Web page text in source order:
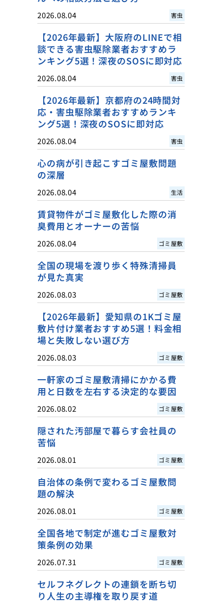
2026.08.04 害虫
【2026年最新】大阪府のLINEで相
談できる害虫駆除業者おすすめラ
ンキング5選！深夜のSOSに即対応
2026.08.04 害虫
【2026年最新】京都府の24時間対
応・害虫駆除業者おすすめランキ
ング5選！深夜のSOSに即対応
2026.08.04 害虫
心の病が引き起こすゴミ屋敷問題
の深層
2026.08.04 生活
賃貸物件がゴミ屋敷化した際の消
臭費用とオーナーの苦悩
2026.08.04 ゴミ屋敷
全国の現場を渡り歩く特殊清掃員
が見た真実
2026.08.03 ゴミ屋敷
【2026年最新】愛知県の1Kゴミ屋
敷片付け業者おすすめ5選！料金相
場と失敗しない選び方
2026.08.03 ゴミ屋敷
一軒家のゴミ屋敷清掃にかかる費
用と日数を左右する決定的な要因
2026.08.02 ゴミ屋敷
隠された汚部屋で暮らす会社員の
苦悩
2026.08.01 ゴミ屋敷
自治体の条例で変わるゴミ屋敷問
題の解決
2026.08.01 ゴミ屋敷
全国各地で制定が進むゴミ屋敷対
策条例の効果
2026.07.31 ゴミ屋敷
セルフネグレクトの連鎖を断ち切
り人生の主導権を取り戻す道